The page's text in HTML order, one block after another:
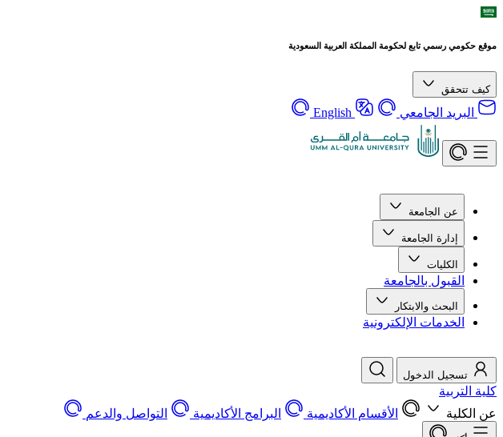
موقع حكومي رسمي تابع لحكومة المملكة العربية السعودية
كيف تتحقق
البريد الجامعي English
عن الجامعة
إدارة الجامعة
الكليات
القبول بالجامعة
البحث والابتكار
الخدمات الإلكترونية
تسجيل الدخول
كلية التربية
عن الكلية
الأقسام الأكاديمية البرامج الأكاديمية التواصل والدعم